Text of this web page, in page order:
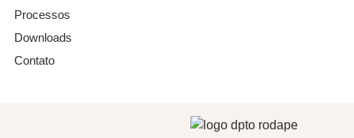
Processos
Downloads
Contato